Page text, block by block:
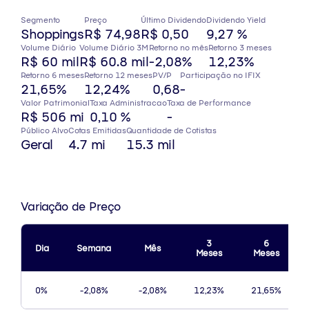
Segmento
Shoppings
Preço
R$ 74,98
Último Dividendo
R$ 0,50
Dividendo Yield
9,27 %
Volume Diário
R$ 60 mil
Volume Diário 3M
R$ 60.8 mil
Retorno no mês
-2,08%
Retorno 3 meses
12,23%
Retorno 6 meses
21,65%
Retorno 12 meses
12,24%
PV/P
0,68
Participação no IFIX
-
Valor Patrimonial
R$ 506 mi
Taxa Administracao
0,10 %
Taxa de Performance
-
Público Alvo
Geral
Cotas Emitidas
4.7 mi
Quantidade de Cotistas
15.3 mil
Variação de Preço
Dia Semana Mês
3
Meses
6
Meses
0% -2,08% -2,08% 12,23% 21,65%